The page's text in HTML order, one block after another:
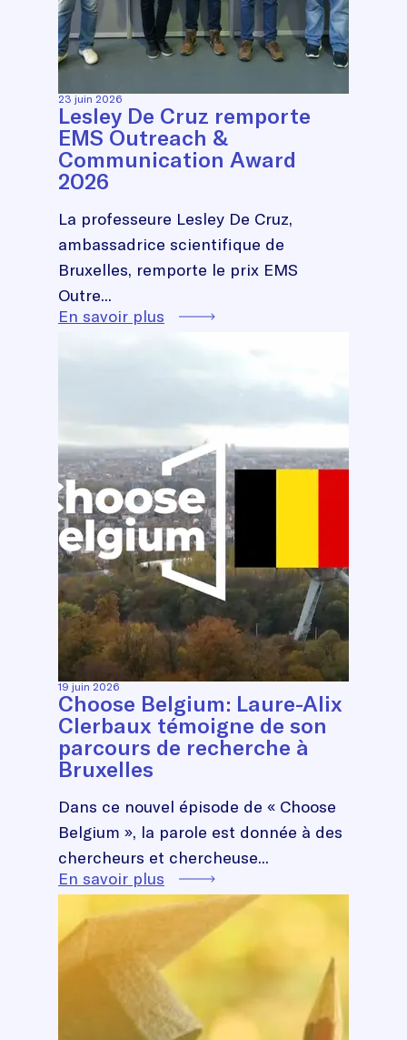
23 juin 2026
Lesley De Cruz remporte
EMS Outreach &
Communication Award
2026
La professeure Lesley De Cruz,
ambassadrice scientifique de
Bruxelles, remporte le prix EMS
Outre...
En savoir plus
19 juin 2026
Choose Belgium: Laure-Alix
Clerbaux témoigne de son
parcours de recherche à
Bruxelles
Dans ce nouvel épisode de « Choose
Belgium », la parole est donnée à des
chercheurs et chercheuse...
En savoir plus